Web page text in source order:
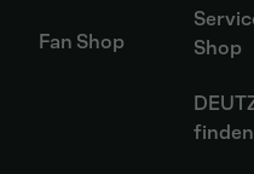
Fan Shop
Shop
finden